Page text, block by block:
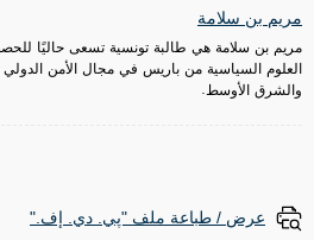
مريم بن سلامة
مريم بن سلامة هي طالبة تونسية تسعى حاليًا
العلوم السياسية من باريس في مجال الأمن
والشرق الأوسط.
عرض / طباعة ملف "پي. دي. إف."